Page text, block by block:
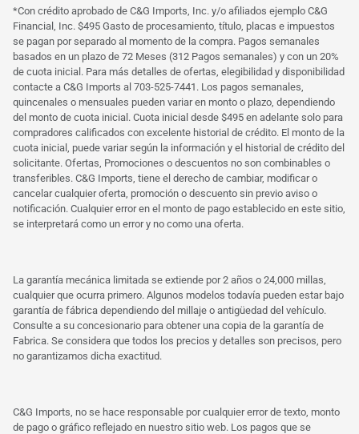
*Con crédito aprobado de C&G Imports, Inc. y/o afiliados ejemplo C&G
Financial, Inc. $495 Gasto de procesamiento, título, placas e impuestos
se pagan por separado al momento de la compra. Pagos semanales
basados ​​en un plazo de 72 Meses (312 Pagos semanales) y con un 20%
de cuota inicial. Para más detalles de ofertas, elegibilidad y disponibilidad
contacte a C&G Imports al 703-525-7441. Los pagos semanales,
quincenales o mensuales pueden variar en monto o plazo, dependiendo
del monto de cuota inicial. Cuota inicial desde $495 en adelante solo para
compradores calificados con excelente historial de crédito. El monto de la
cuota inicial, puede variar según la información y el historial de crédito del
solicitante. Ofertas, Promociones o descuentos no son combinables o
transferibles. C&G Imports, tiene el derecho de cambiar, modificar o
cancelar cualquier oferta, promoción o descuento sin previo aviso o
notificación. Cualquier error en el monto de pago establecido en este sitio,
se interpretará como un error y no como una oferta.
La garantía mecánica limitada se extiende por 2 años o 24,000 millas,
cualquier que ocurra primero. Algunos modelos todavía pueden estar bajo
garantía de fábrica dependiendo del millaje o antigüedad del vehículo.
Consulte a su concesionario para obtener una copia de la garantía de
Fabrica. Se considera que todos los precios y detalles son precisos, pero
no garantizamos dicha exactitud.
C&G Imports, no se hace responsable por cualquier error de texto, monto
de pago o gráfico reflejado en nuestro sitio web. Los pagos que se